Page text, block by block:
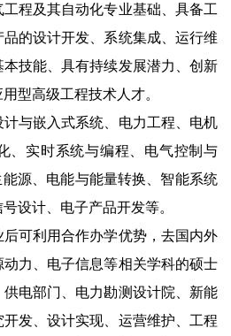
程及其自动化专业基础、具备工
的设计开发、系统集成、运行维
技能、具有持续发展潜力、创新
型高级工程技术人才。
计与嵌入式系统、电力工程、电机
、实时系统与编程、电气控制与
能源、电能与能量转换、智能系统
设计、电子产品开发等。
后可利用合作办学优势，去国内外
力、电子信息等相关学科的硕士
电部门、电力勘测设计院、新能
发、设计实现、运营维护、工程